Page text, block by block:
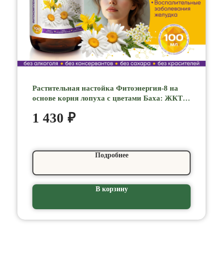
Растительная настойка Фитоэнергия-8 на
основе корня лопуха с цветами Баха: ЖКТ,
1 430 ₽
Подробнее
В корзину